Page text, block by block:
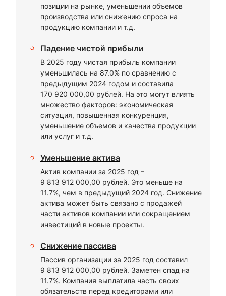
позиции на рынке, уменьшении объемов
производства или снижению спроса на
продукцию компании и т.д.
Падение чистой прибыли
В 2025 году чистая прибыль компании
уменьшилась на 87.0% по сравнению с
предыдущим 2024 годом и составила
170 920 000,00 рублей. На это могут влиять
множество факторов: экономическая
ситуация, повышенная конкуренция,
уменьшение объемов и качества продукции
или услуг и т.д.
Уменьшение актива
Актив компании за 2025 год –
9 813 912 000,00 рублей. Это меньше на
11.7%, чем в предыдущий 2024 год. Снижение
актива может быть связано с продажей
части активов компании или сокращением
инвестиций в новые проекты.
Снижение пассива
Пассив организации за 2025 год составил
9 813 912 000,00 рублей. Заметен спад на
11.7%. Компания выплатила часть своих
обязательств перед кредиторами или